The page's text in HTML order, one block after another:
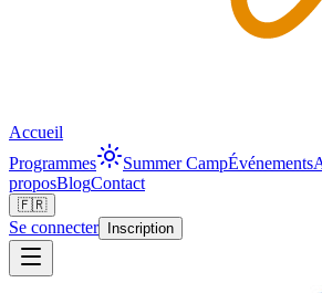
Accueil
Programmes
Summer CampÉvénements
proposBlogContact
🇫🇷
Se connecter Inscription